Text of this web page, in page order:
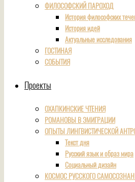
ФИЛОСОФСКИЙ ПАРОХОД
История философских
История идей
Актуальные исследования
ГОСТИНАЯ
СОБЫТИЯ
Проекты
ОХАПКИНСКИЕ ЧТЕНИЯ
РОМАНОВЫ В ЭМИГРАЦИИ
ОПЫТЫ ЛИНГВИСТИЧЕСКОЙ
Текст дня
Русский язык и образ мира
Социальный дизайн
КОСМОС РУССКОГО